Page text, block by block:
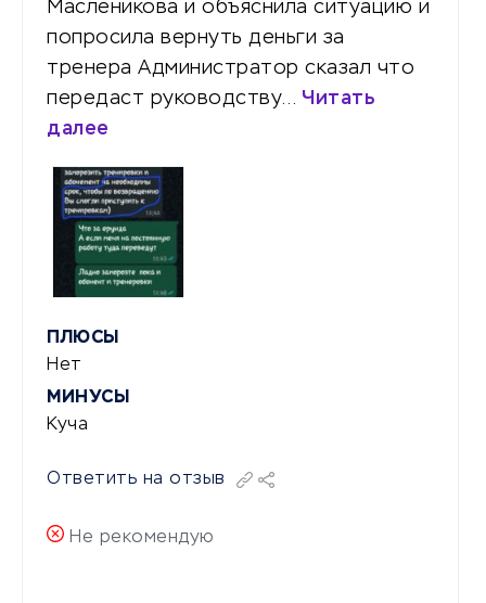
Масленикова и объяснила ситуацию и
попросила вернуть деньги за
тренера Администратор сказал что
передаст руководству… Читать
далее
ПЛЮСЫ
Нет
МИНУСЫ
Куча
Ответить на отзыв
Не рекомендую